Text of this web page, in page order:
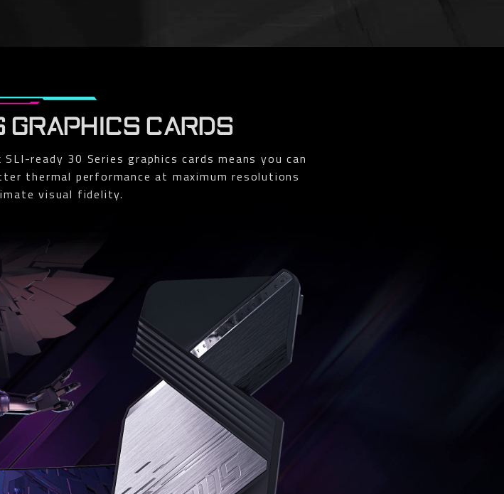
GRAPHICS CARDS
ready 30 Series graphics cards means you can
thermal performance at maximum resolutions
visual fidelity.